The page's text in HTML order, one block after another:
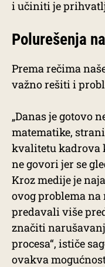
i učiniti je
Polurešenja
Prema rečima
važno rešiti i
„Danas je gotovo
matematike,
kvalitetu kadrova
ne govori jer se
Kroz medije je
ovog problema
predavali više
značiti
procesa“, ističe
ovakva